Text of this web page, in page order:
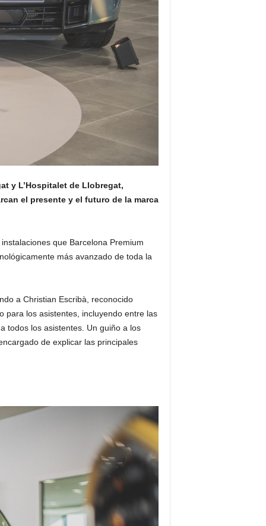
y L’Hospitalet de Llobregat,
el presente y el futuro de la marca
que Barcelona Premium
más avanzado de toda la
a Christian Escribà, reconocido
para los asistentes, incluyendo entre las
todos los asistentes. Un guiño a los
de explicar las principales